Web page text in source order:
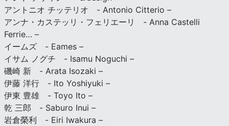
アントニオ チッテリオ - Antonio Citterio –
アンナ・カステッリ・フェリエーリ - Anna Castelli
Ferrie… –
イームズ - Eames –
イサム ノグチ - Isamu Noguchi –
磯崎 新 - Arata Isozaki –
伊藤 洋行 - Ito Yoshiyuki –
伊東 豊雄 - Toyo Ito –
乾 三郎 - Saburo Inui –
岩倉榮利 - Eiri Iwakura –